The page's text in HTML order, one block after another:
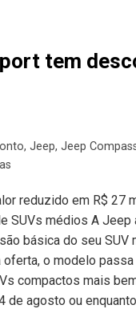
tem
, Jeep, Jeep
reduzido em R$ 27
SUVs médios A Jeep
básica do seu
o modelo
compactos mais
de agosto ou